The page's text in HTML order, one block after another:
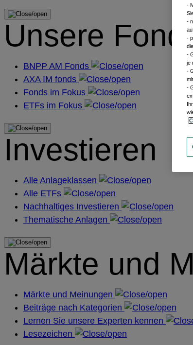
Unsere
BNPP AM Fonds
AXA IM fonds
Fonds im Fokus
ETFs im Fokus
Investieren
Alle Anlageklassen
Alle ETFs
Nachhaltiges Investieren
Thematische Anlagen
Märkte und
Märkte und Meinungen
Beiträge nach Kategorien
Lernen Sie unsere Experten kennen
Lesezeichen
-
-
-
-
je
-
-